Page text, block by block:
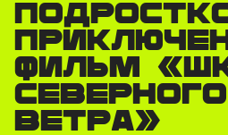
фильм
Северного
Ветра»